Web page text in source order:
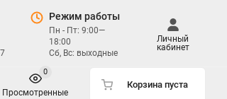
Режим работы
Пн - Пт: 9:00—
18:00
Сб, Вс: выходные
Личный
кабинет
Просмотренные
0
Корзина пуста